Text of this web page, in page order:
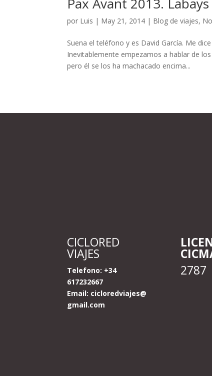
por Luis | May 21, 2014 | Blog de viajes,
Suena el teléfono y es David García. Me
Inevitablemente empezamos a hablar de
pero él se los ha machacado encima...
CICLORED
VIAJES
Telefono: +34
617232667
Email: cicloredviajes@
gmail.com
2787